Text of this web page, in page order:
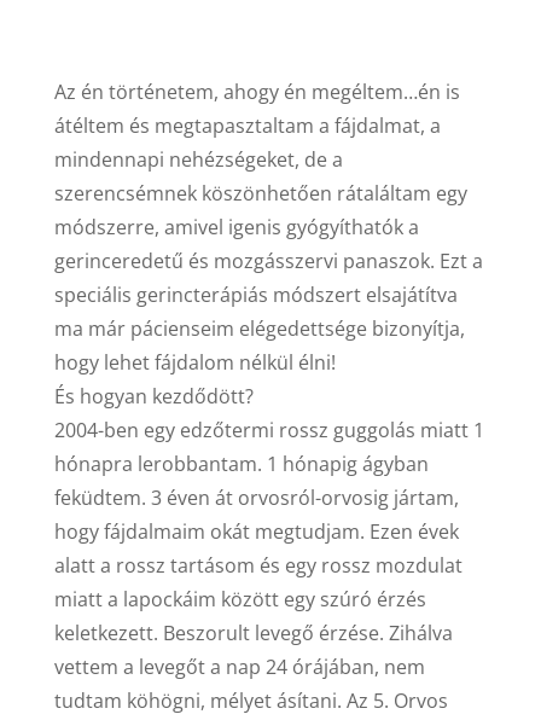
Az én történetem, ahogy én megéltem…én is
átéltem és megtapasztaltam a fájdalmat, a
mindennapi nehézségeket, de a
szerencsémnek köszönhetően rátaláltam egy
módszerre, amivel igenis gyógyíthatók a
gerinceredetű és mozgásszervi panaszok. Ezt a
speciális gerincterápiás módszert elsajátítva
ma már pácienseim elégedettsége bizonyítja,
hogy lehet fájdalom nélkül élni!
És hogyan kezdődött?
2004-ben egy edzőtermi rossz guggolás miatt 1
hónapra lerobbantam. 1 hónapig ágyban
feküdtem. 3 éven át orvosról-orvosig jártam,
hogy fájdalmaim okát megtudjam. Ezen évek
alatt a rossz tartásom és egy rossz mozdulat
miatt a lapockáim között egy szúró érzés
keletkezett. Beszorult levegő érzése. Zihálva
vettem a levegőt a nap 24 órájában, nem
tudtam köhögni, mélyet ásítani. Az 5. Orvos